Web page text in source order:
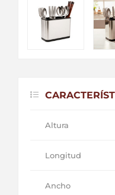
Altura
Longitud
Ancho